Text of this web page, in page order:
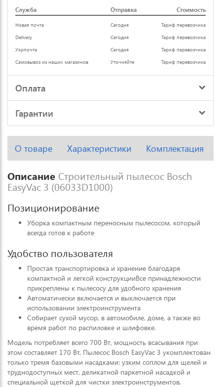
Служба Отправка Стоимость
Новая почта Сегодня
Тариф перевозчика
Delivery
Сегодня
Тариф перевозчика
Укрпочта
Сегодня
Тариф перевозчика
Самовывоз из наших магазинов
Уточняйте Тариф перевозчика
Оплата
Гарантии
О товаре Характеристики Комплектация
Описание Строительный пылесос Bosch
EasyVac 3 (06033D1000)
Позиционирование
Уборка компактным переносным пылесосом, который
всегда готов к работе
Удобство пользователя
Простая транспортировка и хранение благодаря
компактной и легкой конструкцииВсе принадлежности
прикреплены к пылесосу для удобного хранения
Автоматически включается и выключается при
использовании электроинструмента
Собирает сухой мусор, в автомобиле, доме, а также во
время работ по распиловке и шлифовке.
Модель потребляет всего 700 Вт, мощность всасывания при
этом составляет 170 Вт. Пылесос Bosch EasyVac 3 укомплектован
только тремя базовыми насадками: узким соплом для щелей и
труднодоступных мест, деликатной паркетной насадкой и
специальной щеткой для чистки электроинструментов.